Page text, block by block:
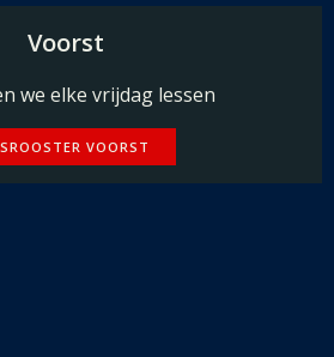
Voorst
we elke vrijdag lessen
VOORST